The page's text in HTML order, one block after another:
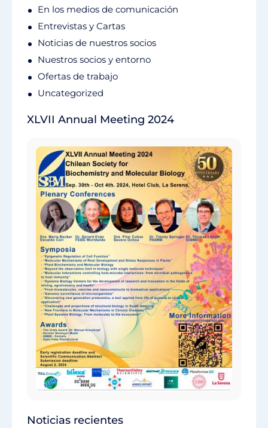
En los medios de comunicación
Entrevistas y Cartas
Noticias de nuestros socios
Nuestros socios y entorno
Ofertas de trabajo
Uncategorized
XLVII Annual Meeting 2024
Noticias recientes